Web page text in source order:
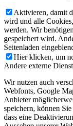
Aktivieren, damit
wird und alle
werden. Wir
gespeichert wird.
Seitenladen
Hier klicken, um
Andere externe
Wir nutzen auch
Webfonts, Google
Anbieter
speichern, können
dass eine